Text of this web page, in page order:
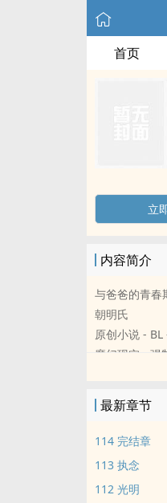
首页
立
内容简介
与爸爸的青春
朝明氏
原创小说 -
魔幻现实 - 强
贺小西苦等那
直到他被意外
不，这不重要
问题是，他见
最新章节
114 完结章
113 执念
112 光明